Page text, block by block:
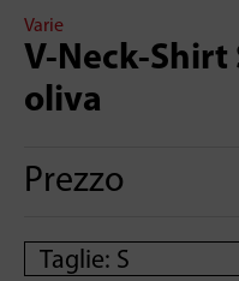
Varie
V-Neck-Shirt
oliva
Prezzo